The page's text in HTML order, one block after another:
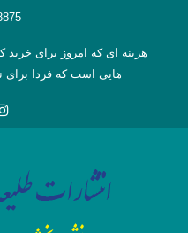
هزینه ای که امروز برای خرید
هایی است که فردا برای